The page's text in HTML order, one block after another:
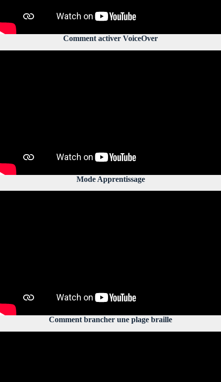
Comment activer VoiceOver
Mode Apprentissage
Comment brancher une plage braille